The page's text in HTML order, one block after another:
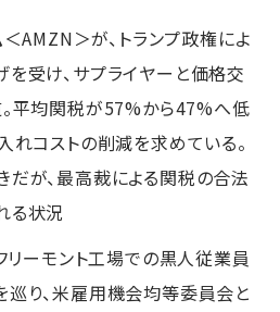
＜AMZN＞が、トランプ政権によ
受け、サプライヤーと価格交
平均関税が57%から47%へ低
れコストの削減を求めている。
が、最高裁による関税の合法
る状況
リーモント工場での黒人従業員
り、米雇用機会均等委員会と